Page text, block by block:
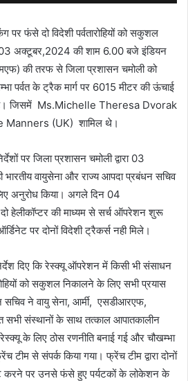
पर फंसे दो विदेशी पर्वतारोहियों को सकुशल
03 अक्टूबर,2024 की शाम 6.00 बजे इंडियन
की तरफ से जिला प्रशासन चमोली को
पर्वत के ट्रैक मार्ग पर 6015 मीटर की ऊंचाई
है। जिसमें Ms.Michelle Theresa Dvorak
(UK) शामिल थे।
पर जिला प्रशासन चमोली द्वारा 03
भारतीय वायुसेना और राज्य आपदा प्रबंधन सचिव
अनुरोध किया। अगले दिन 04
हेलीकॉप्टर की माध्यम से सर्च ऑपरेशन शुरू
पर दोनों विदेशी ट्रैकर्स नही मिले।
दिए कि रेस्क्यू ऑपरेशन में किसी भी संसाधन
को सकुशल निकालने के लिए सभी प्रयास
सचिव ने वायु सेना, आर्मी, एसडीआरएफ,
सभी संस्थानों के साथ तत्काल आपातकालीन
के लिए ठोस रणनीति बनाई गई और चौखम्भा
टीम से संपर्क किया गया। फ्रेंच टीम द्वारा दोनों
करने पर उनसे फंसे हुए पर्यटकों के लोकेशन के